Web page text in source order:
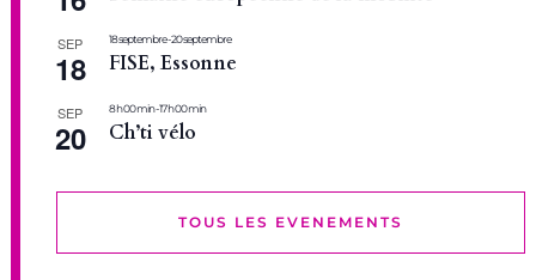
SEP
18
18 septembre-20 septembre
FISE, Essonne
SEP
20
8 h 00 min-17 h 00 min
Ch’ti vélo
TOUS LES EVENEMENTS